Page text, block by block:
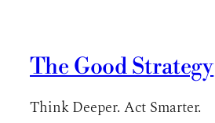
The Good Strategy
Think Deeper. Act Smarter.